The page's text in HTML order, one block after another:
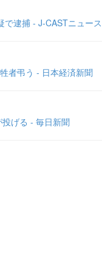
で逮捕 - J-CASTニュース
者弔う - 日本経済新聞
げる - 毎日新聞